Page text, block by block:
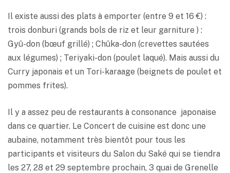
Il existe aussi des plats à emporter (entre 9 et 16 €) :
trois donburi (grands bols de riz et leur garniture ) :
Gyû-don (bœuf grillé) ; Chûka-don (crevettes sautées
aux légumes) ; Teriyaki-don (poulet laqué). Mais aussi du
Curry japonais et un Tori-karaage (beignets de poulet et
pommes frites).
Il y a assez peu de restaurants à consonance japonaise
dans ce quartier. Le Concert de cuisine est donc une
aubaine, notamment très bientôt pour tous les
participants et visiteurs du Salon du Saké qui se tiendra
les 27, 28 et 29 septembre prochain, 3 quai de Grenelle